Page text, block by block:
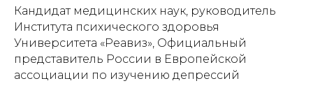
Кандидат медицинских наук, руководитель
Института психического здоровья
Университета «Реавиз», Официальный
представитель России в Европейской
ассоциации по изучению депрессий